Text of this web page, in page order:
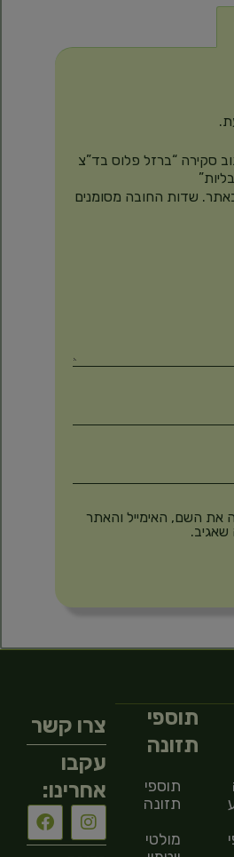
סקירה “ברזל פלוס בד”צ
שדות החובה מסומנים
את השם, האימייל והאתר
תוספי
תזונה
תוספי
תזונה
מולטי
צרו קשר
עקבו
אחרינו: